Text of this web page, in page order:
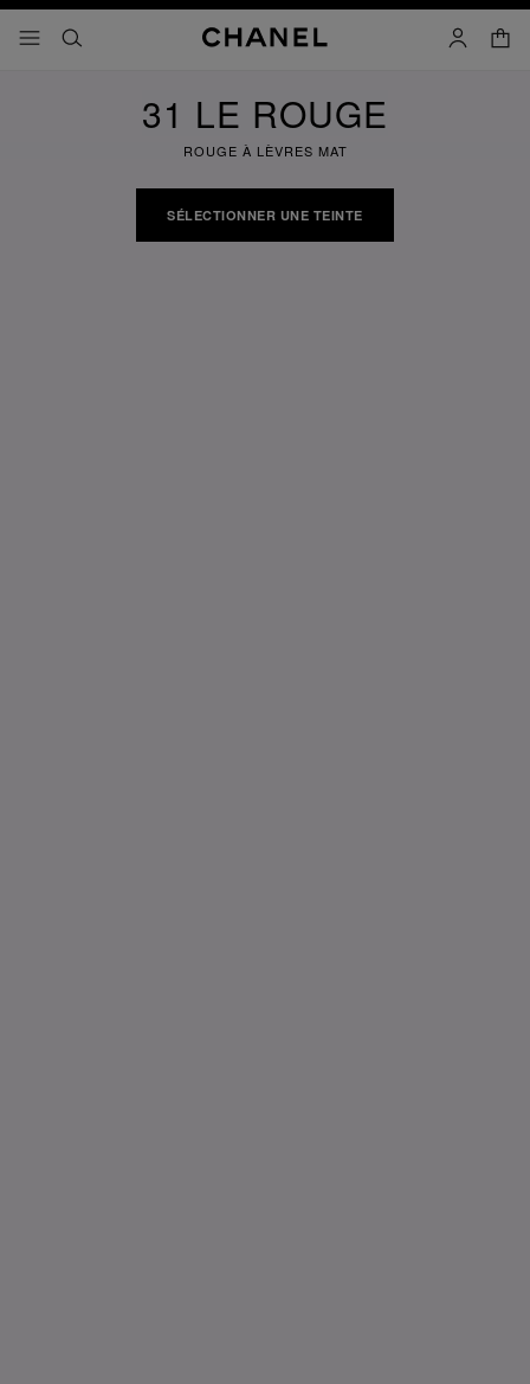
menu principal de navigation
- navigation principale
rechercher mon
panier
31 LE ROUGE
ROUGE À LÈVRES MAT
SÉLECTIONNER UNE TEINTE